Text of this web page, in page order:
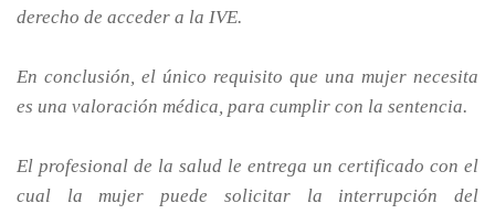
derecho de acceder a la IVE.
En conclusión, el único requisito que una mujer necesita
es una valoración médica, para cumplir con la sentencia.
El profesional de la salud le entrega un certificado con el
cual la mujer puede solicitar la interrupción del